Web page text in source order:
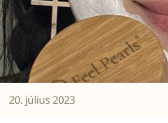
20. július 2023